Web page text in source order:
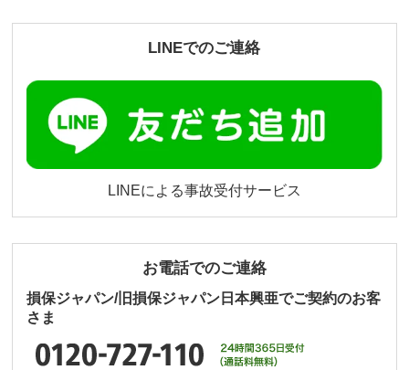
LINEでのご連絡
LINEによる事故受付サービス
お電話でのご連絡
損保ジャパン/旧損保ジャパン日本興亜でご契約のお客
さま